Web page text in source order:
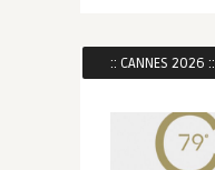
:: CANNES 2026 ::